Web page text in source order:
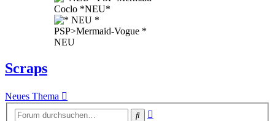
Scraps
Neues Thema
Suche